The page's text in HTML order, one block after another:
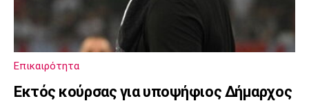
Επικαιρότητα
Εκτός κούρσας για υποψήφιος Δήμαρχος